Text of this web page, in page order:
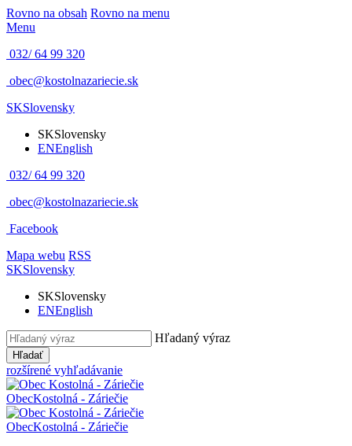
Rovno na obsah Rovno na menu
Menu
032/ 64 99 320
obec@kostolnazariecie.sk
SKSlovensky
SKSlovensky
ENEnglish
032/ 64 99 320
obec@kostolnazariecie.sk
Facebook
Mapa webu RSS
SKSlovensky
SKSlovensky
ENEnglish
Hľadaný výraz
Hľadať
rozšírené vyhľadávanie
ObecKostolná - Záriečie
ObecKostolná - Záriečie